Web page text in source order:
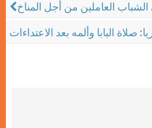
الشباب العاملين من أجل المناخ
صلاة البابا وألمه بعد الاعتداءات